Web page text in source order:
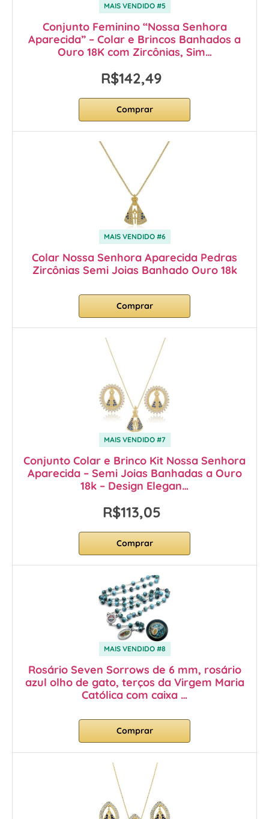
MAIS VENDIDO #5
Conjunto Feminino “Nossa Senhora
Aparecida” – Colar e Brincos Banhados a
Ouro 18K com Zircônias, Sim…
R$142,49
Comprar
MAIS VENDIDO #6
Colar Nossa Senhora Aparecida Pedras
Zircônias Semi Joias Banhado Ouro 18k
Comprar
MAIS VENDIDO #7
Conjunto Colar e Brinco Kit Nossa Senhora
Aparecida – Semi Joias Banhadas a Ouro
18k – Design Elegan…
R$113,05
Comprar
MAIS VENDIDO #8
Rosário Seven Sorrows de 6 mm, rosário
azul olho de gato, terços da Virgem Maria
Católica com caixa …
Comprar